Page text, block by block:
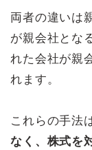
両者の違いは
が親会社とな
れた会社が親
れます。
これらの手法
なく、株式を